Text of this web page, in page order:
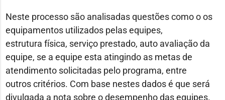
Neste processo são analisadas questões como o os
equipamentos utilizados pelas equipes,
estrutura física, serviço prestado, auto avaliação da
equipe, se a equipe esta atingindo as metas de
atendimento solicitadas pelo programa, entre
outros critérios. Com base nestes dados é que será
divulgada a nota sobre o desempenho das equipes.